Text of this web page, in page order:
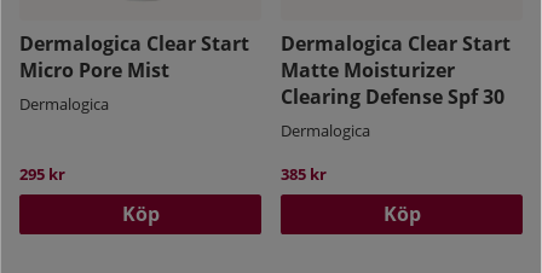
Dermalogica Clear Start
Micro Pore Mist
Dermalogica
295 kr
Köp
Dermalogica Clear Start
Matte Moisturizer
Clearing Defense Spf 30
Dermalogica
385 kr
Köp